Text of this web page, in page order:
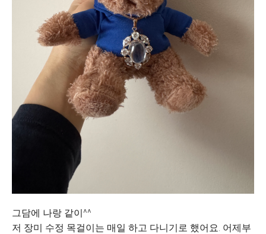
그담에 나랑 같이^^
저 장미 수정 목걸이는 매일 하고 다니기로 했어요. 어제부